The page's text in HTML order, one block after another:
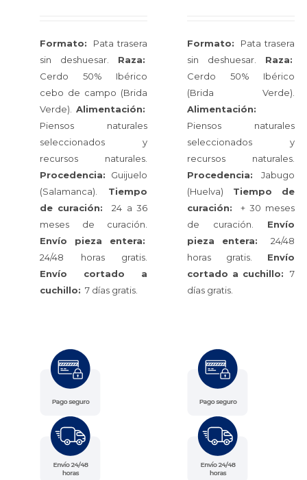
Formato: Pata trasera
sin deshuesar. Raza:
Cerdo 50% Ibérico
cebo de campo (Brida
Verde). Alimentación:
Piensos naturales
seleccionados y
recursos naturales.
Procedencia: Guijuelo
(Salamanca). Tiempo
de curación: 24 a 36
meses de curación.
Envío pieza entera:
24/48 horas gratis.
Envío cortado a
cuchillo: 7 días gratis.
Formato: Pata trasera
sin deshuesar. Raza:
Cerdo 50% Ibérico
(Brida Verde).
Alimentación:
Piensos naturales
seleccionados y
recursos naturales.
Procedencia: Jabugo
(Huelva) Tiempo de
curación: + 30 meses
de curación. Envío
pieza entera: 24/48
horas gratis. Envío
cortado a cuchillo: 7
días gratis.